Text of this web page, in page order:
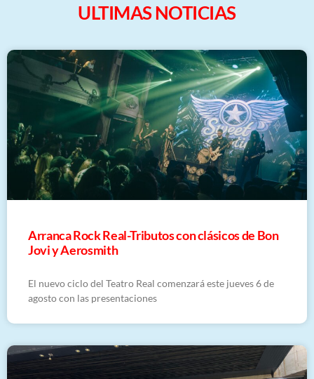
ULTIMAS NOTICIAS
Arranca Rock Real-Tributos con clásicos de Bon
Jovi y Aerosmith
El nuevo ciclo del Teatro Real comenzará este jueves 6 de
agosto con las presentaciones